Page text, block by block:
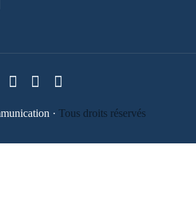
·Tous droits réservés